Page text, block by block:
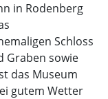
in Rodenberg
Schloss
Graben sowie
das Museum
gutem Wetter